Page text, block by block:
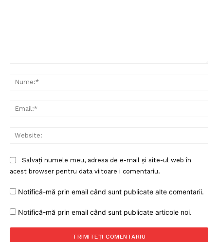
Salvați numele meu, adresa de e-mail și site-ul web în
acest browser pentru data viitoare i comentariu.
Notifică-mă prin email când sunt publicate alte comentarii.
Notifică-mă prin email când sunt publicate articole noi.